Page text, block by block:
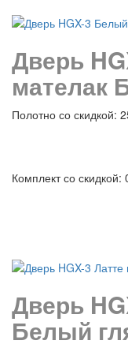
Дверь
мателак
Полотно со скидкой:
Комплект со скидкой:
Дверь
Белый